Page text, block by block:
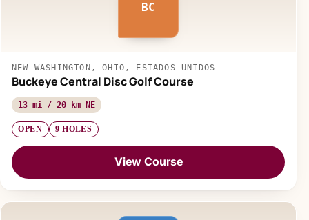
BC
NEW WASHINGTON, OHIO, ESTADOS UNIDOS
Buckeye Central Disc Golf Course
13 mi / 20 km NE
OPEN 9 HOLES
View Course